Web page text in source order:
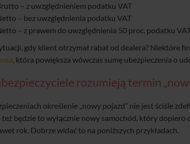
– z uwzględnieniem podatku VAT
– bez uwzględnienia podatku VAT
– z prawem do uwzględnienia 50 proc. podatku
gdy klient otrzymał rabat od dealera? Niektóre
, która powiększa wówczas sumę ubezpieczenia o
rozumieją termin
określenie „nowy pojazd” nie jest ściśle
też będzie to wyłącznie nowy samochód, który
rok. Dobrze widać to na poniższych przykładach.